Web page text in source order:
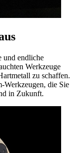
und endliche
Werkzeuge
zu schaffen.
Werkzeugen, die Sie
in Zukunft.